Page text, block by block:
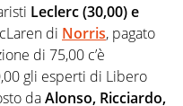
Leclerc (30,00) e
di Norris, pagato
di 75,00 c’è
gli esperti di Libero
daAlonso, Ricciardo,